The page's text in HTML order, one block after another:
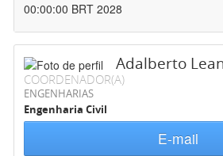
00:00:00 BRT 2028
Adalberto
COORDENADOR(A)
ENGENHARIAS
Engenharia Civil
E-mail